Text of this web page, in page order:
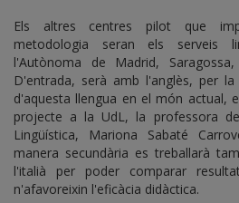
Els altres centres pilot que
metodologia seran els serveis
l'Autònoma de Madrid,
D'entrada, serà amb l'anglès, per
d'aquesta llengua en el món actual,
projecte a la UdL, la professora
Lingüística, Mariona Sabaté
manera secundària es treballarà
l'italià per poder comparar
n'afavoreixin l'eficàcia didàctica.